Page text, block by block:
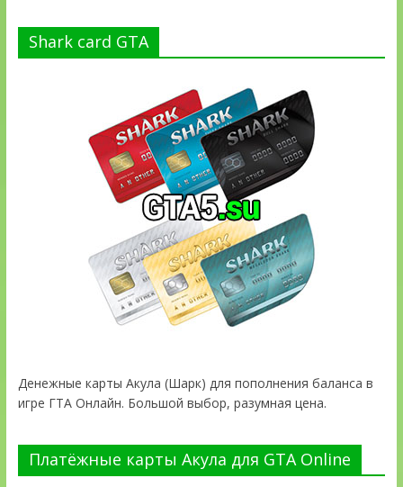
Shark card GTA
Денежные карты Акула (Шарк) для пополнения баланса в
игре ГТА Онлайн. Большой выбор, разумная цена.
Платёжные карты Акула для GTA Online